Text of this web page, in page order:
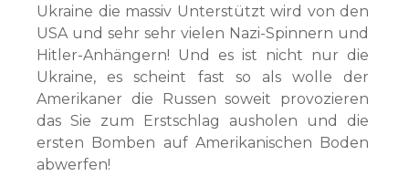
Ukraine die massiv Unterstützt wird von den
USA und sehr sehr vielen Nazi-Spinnern und
Hitler-Anhängern! Und es ist nicht nur die
Ukraine, es scheint fast so als wolle der
Amerikaner die Russen soweit provozieren
das Sie zum Erstschlag ausholen und die
ersten Bomben auf Amerikanischen Boden
abwerfen!